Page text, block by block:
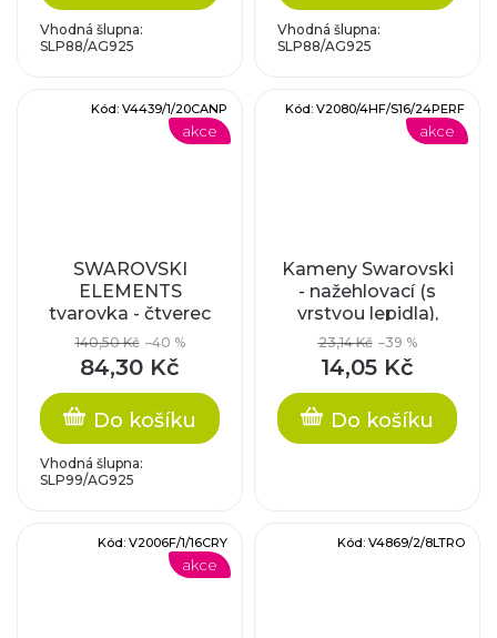
Vhodná šlupna:
SLP88/AG925
Vhodná šlupna:
SLP88/AG925
akce
SWAROVSKI
ELEMENTS
tvarovka - čtverec
20mm
140,50 Kč –40 %
84,30 Kč
Do košíku
Vhodná šlupna:
SLP99/AG925
Kód: V4439/1/20CANP
akce
Kameny Swarovski
- nažehlovací (s
vrstvou lepidla),
peridot frosted,
SS16
23,14 Kč –39 %
14,05 Kč
Do košíku
Kód: V2080/4HF/S16/24PERF
akce
Kód: V2006F/1/16CRY Kód: V4869/2/8LTRO